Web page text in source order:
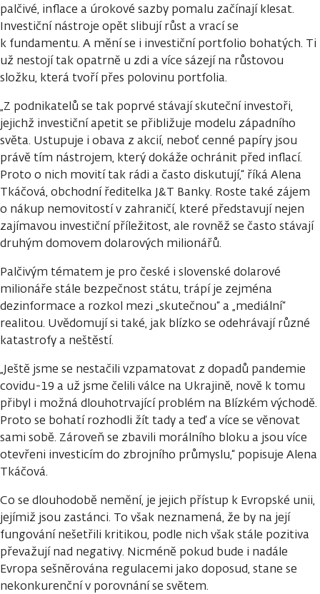
palčivé, inflace a úrokové sazby pomalu začínají klesat.
Investiční nástroje opět slibují růst a vrací se
k fundamentu. A mění se i investiční portfolio bohatých. Ti
už nestojí tak opatrně u zdi a více sázejí na růstovou
složku, která tvoří přes polovinu portfolia.
„Z podnikatelů se tak poprvé stávají skuteční investoři,
jejichž investiční apetit se přibližuje modelu západního
světa. Ustupuje i obava z akcií, neboť cenné papíry jsou
právě tím nástrojem, který dokáže ochránit před inflací.
Proto o nich movití tak rádi a často diskutují,“ říká Alena
Tkáčová, obchodní ředitelka J&T Banky. Roste také zájem
o nákup nemovitostí v zahraničí, které představují nejen
zajímavou investiční příležitost, ale rovněž se často stávají
druhým domovem dolarových milionářů.
Palčivým tématem je pro české i slovenské dolarové
milionáře stále bezpečnost státu, trápí je zejména
dezinformace a rozkol mezi „skutečnou“ a „mediální“
realitou. Uvědomují si také, jak blízko se odehrávají různé
katastrofy a neštěstí.
„Ještě jsme se nestačili vzpamatovat z dopadů pandemie
covidu-19 a už jsme čelili válce na Ukrajině, nově k tomu
přibyl i možná dlouhotrvající problém na Blízkém východě.
Proto se bohatí rozhodli žít tady a teď a více se věnovat
sami sobě. Zároveň se zbavili morálního bloku a jsou více
otevřeni investicím do zbrojního průmyslu,“ popisuje Alena
Tkáčová.
Co se dlouhodobě nemění, je jejich přístup k Evropské unii,
jejímiž jsou zastánci. To však neznamená, že by na její
fungování nešetřili kritikou, podle nich však stále pozitiva
převažují nad negativy. Nicméně pokud bude i nadále
Evropa sešněrována regulacemi jako doposud, stane se
nekonkurenční v porovnání se světem.